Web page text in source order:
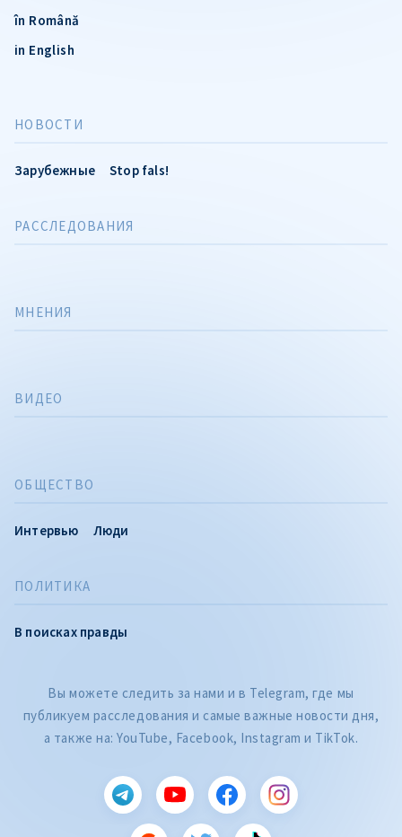
în Română
in English
НОВОСТИ
Зарубежные Stop fals!
ПОЛИТИКА
В поисках правды
РАССЛЕДОВАНИЯ
ОБЩЕСТВО
Интервью Люди
МНЕНИЯ
ВИДЕО
Вы можете следить за нами и в Telegram, где мы
публикуем расследования и самые важные новости дня,
а также на: YouTube, Facebook, Instagram и TikTok.